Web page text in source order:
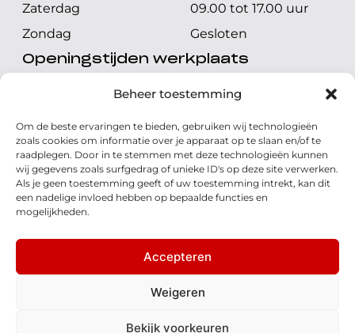
Beheer toestemming
Om de beste ervaringen te bieden, gebruiken wij technologieën
zoals cookies om informatie over je apparaat op te slaan en/of te
raadplegen. Door in te stemmen met deze technologieën kunnen
wij gegevens zoals surfgedrag of unieke ID's op deze site verwerken.
Als je geen toestemming geeft of uw toestemming intrekt, kan dit
een nadelige invloed hebben op bepaalde functies en
mogelijkheden.
Accepteren
Weigeren
Bekijk voorkeuren
Zaterdag
09.00 tot 17.00 uur
Zondag
Gesloten
Openingstijden werkplaats
Maandag t/m vrijdag
08.00 tot 17.00 uur
Zondag
Gesloten
Volg ons
© 2026 - Honda Welman